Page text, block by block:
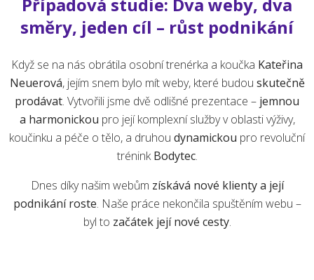
směry, jeden cíl – růst podnikání
Když se na nás obrátila osobní trenérka a koučka Kateřina
Neuerová, jejím snem bylo mít weby, které budou skutečně
prodávat. Vytvořili jsme dvě odlišné prezentace – jemnou
a harmonickou pro její komplexní služby v oblasti výživy,
koučinku a péče o tělo, a druhou dynamickou pro revoluční
tréninkBodytec.
Dnes díky našim webům získává nové klienty a její
podnikání roste. Naše práce nekončila spuštěním webu –
byl to začátek její nové cesty.